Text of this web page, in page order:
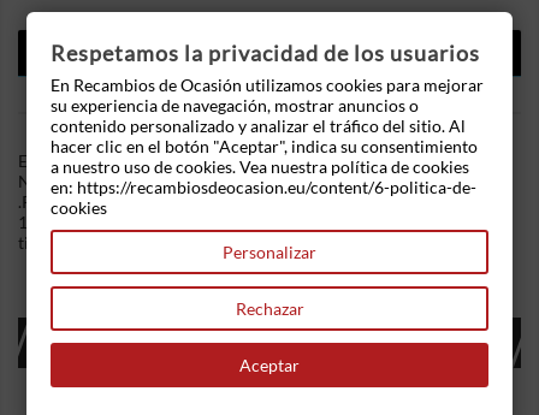
DESCRIPCIÓN
DETALLES DEL PRODUCTO
En Recambios de Ocasion disponemos de Rampa inyectora
Nissan Navara III (D40) 2.5 dCi King Cab (174 cv) 4WD
.Referencia Interna: 10071901226379. Referencia
11j01718.denso. Ademas, disponemos de mas recambios, si
tiene cualquier duda consultenos.
16 OTROS PRODUCTOS EN LA MISMA
CATEGORÍA:
Respetamos la privacidad de los usuarios
En Recambios de Ocasión utilizamos cookies para mejorar
su experiencia de navegación, mostrar anuncios o
contenido personalizado y analizar el tráfico del sitio. Al
hacer clic en el botón "Aceptar", indica su consentimiento
a nuestro uso de cookies. Vea nuestra política de cookies
en: https://recambiosdeocasion.eu/content/6-politica-de-
cookies
Personalizar
Rechazar
Aceptar